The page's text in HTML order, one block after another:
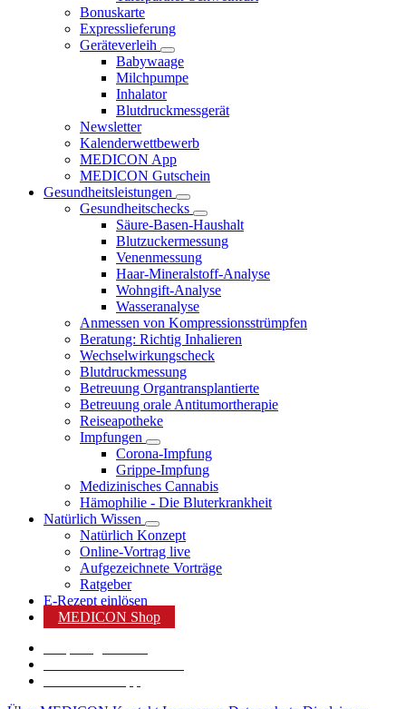
Bonuskarte
Expresslieferung
Geräteverleih
Babywaage
Milchpumpe
Inhalator
Blutdruckmessgerät
Newsletter
Kalenderwettbewerb
MEDICON App
MEDICON Gutschein
Gesundheitsleistungen
Gesundheitschecks
Säure-Basen-Haushalt
Blutzuckermessung
Venenmessung
Haar-Mineralstoff-Analyse
Wohngift-Analyse
Wasseranalyse
Anmessen von Kompressionsstrümpfen
Beratung: Richtig Inhalieren
Wechselwirkungscheck
Blutdruckmessung
Betreuung Organtransplantierte
Betreuung orale Antitumortherapie
Reiseapotheke
Impfungen
Corona-Impfung
Grippe-Impfung
Medizinisches Cannabis
Hämophilie - Die Bluterkrankheit
Natürlich Wissen
Natürlich Konzept
Online-Vortrag live
Aufgezeichnete Vorträge
Ratgeber
E-Rezept einlösen
MEDICON Shop